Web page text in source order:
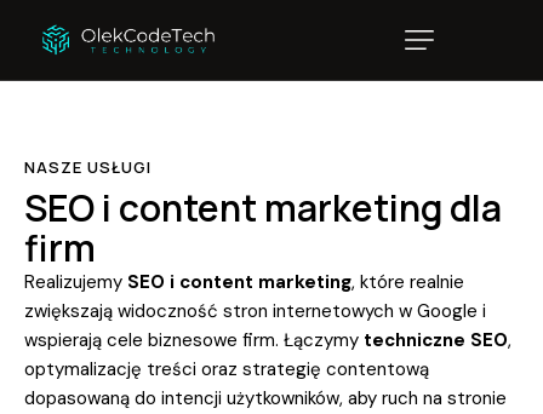
NASZE USŁUGI
SEO i content marketing dla
firm
Realizujemy SEO i content marketing, które realnie
zwiększają widoczność stron internetowych w Google i
wspierają cele biznesowe firm. Łączymy techniczne SEO,
optymalizację treści oraz strategię contentową
dopasowaną do intencji użytkowników, aby ruch na stronie